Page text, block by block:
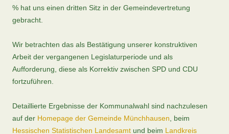
% hat uns einen dritten Sitz in der Gemeindevertretung
gebracht.
Wir betrachten das als Bestätigung unserer konstruktiven
Arbeit der vergangenen Legislaturperiode und als
Aufforderung, diese als Korrektiv zwischen SPD und CDU
fortzuführen.
Detaillierte Ergebnisse der Kommunalwahl sind nachzulesen
auf der Homepage der Gemeinde Münchhausen , beim
Hessischen Statistischen Landesamt und beim Landkreis